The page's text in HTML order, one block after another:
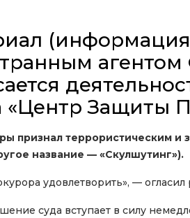
«Центр Защиты
признал террористическим
название — «Скулшутинг»).
удовлетворить», —
суда вступает в силу